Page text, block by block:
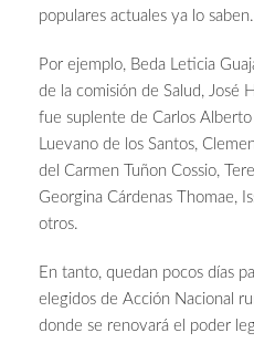
populares actuales ya lo saben.
Por ejemplo, Beda Leticia
de la comisión de Salud, José
fue suplente de Carlos
Luevano de los Santos,
del Carmen Tuñon Cossio,
Georgina Cárdenas Thomae,
otros.
En tanto, quedan pocos días
elegidos de Acción Nacional
donde se renovará el poder